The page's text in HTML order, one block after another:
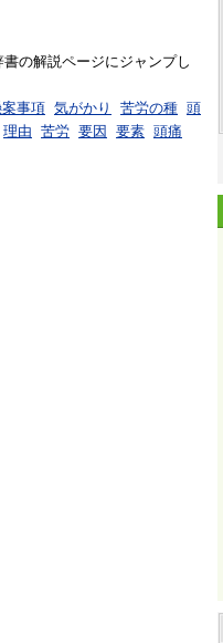
書の解説ページにジャンプし
事項 気がかり 苦労の種 頭
理由 苦労 要因 要素 頭痛